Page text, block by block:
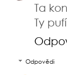
Ta
Ty
Odpovědi